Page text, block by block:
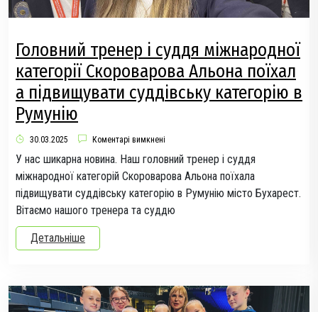
Головний тренер і суддя міжнародної
категорії Скороварова Альона поїхал
а підвищувати суддівську категорію в
Румунію
30.03.2025 Коментарі вимкнені
У нас шикарна новина. Наш головний тренер і суддя
міжнародної категорій Скороварова Альона поїхала
підвищувати суддівську категорію в Румунію місто Бухарест.
Вітаємо нашого тренера та суддю
Детальніше